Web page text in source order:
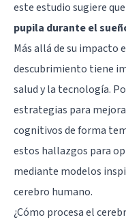
este estudio sugiere que
pupila durante el
Más allá de su impacto
descubrimiento tiene
salud y la tecnología.
estrategias para
cognitivos de forma
estos hallazgos para
mediante modelos
cerebro humano.
¿Cómo procesa el